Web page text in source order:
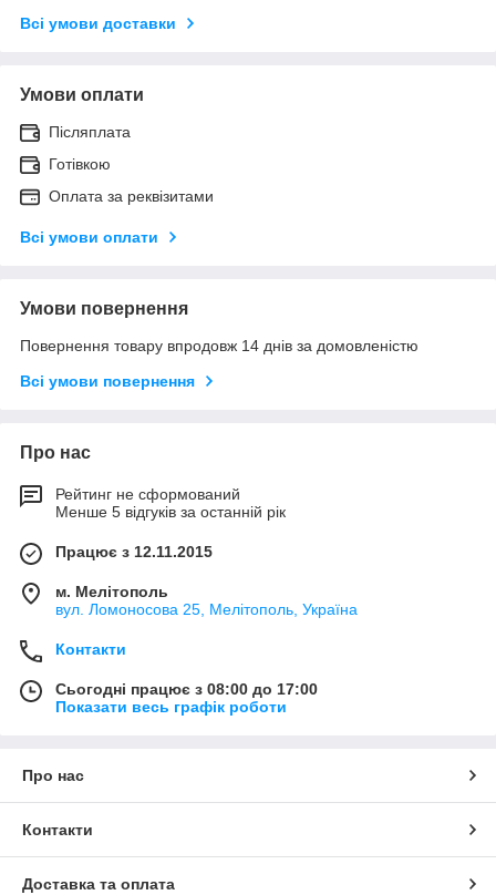
Всі умови доставки
Умови оплати
Післяплата
Готівкою
Оплата за реквізитами
Всі умови оплати
Умови повернення
Повернення товару впродовж 14 днів за домовленістю
Всі умови повернення
Про нас
Рейтинг не сформований
Менше 5 відгуків за останній рік
Працює з 12.11.2015
м. Мелітополь
вул. Ломоносова 25, Мелітополь, Україна
Контакти
Сьогодні працює з 08:00 до 17:00
Показати весь графік роботи
Про нас
Контакти
Доставка та оплата